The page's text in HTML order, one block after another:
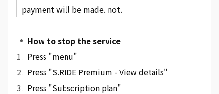
payment will be made. not.
How to stop the service
Press "menu"
Press "S.RIDE Premium - View details"
Press "Subscription plan"